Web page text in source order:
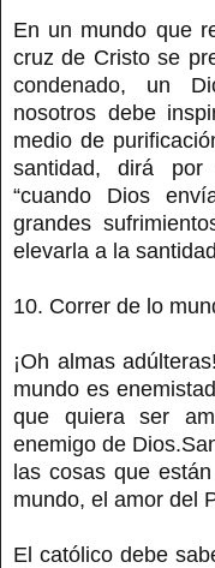
En un mundo que
cruz de Cristo se
condenado, un
nosotros debe
medio de
santidad, dirá
“cuando Dios
grandes
elevarla a la
10. Correr de lo
¡Oh almas
mundo es
que quiera ser
enemigo de
las cosas que
mundo, el amor del
El católico debe